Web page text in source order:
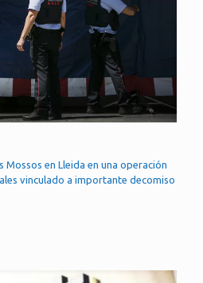
en Lleida en una operación
vinculado a importante decomiso